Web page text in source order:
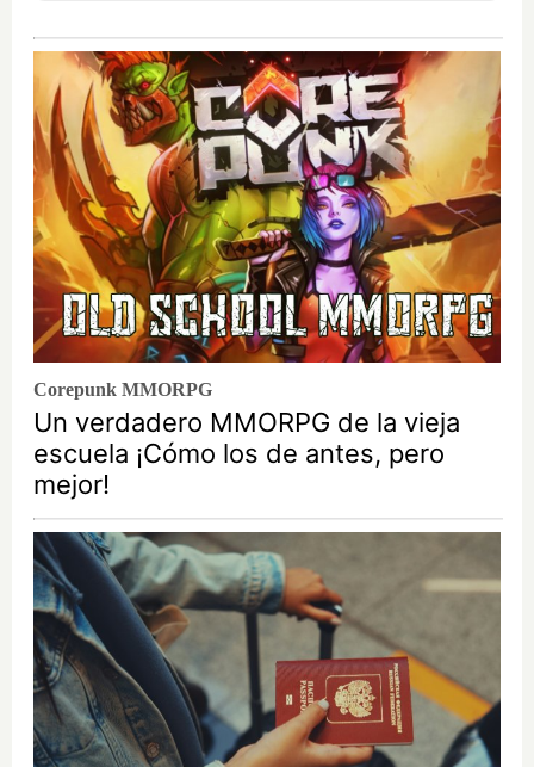
Corepunk MMORPG
Un verdadero MMORPG de la vieja
escuela ¡Cómo los de antes, pero
mejor!